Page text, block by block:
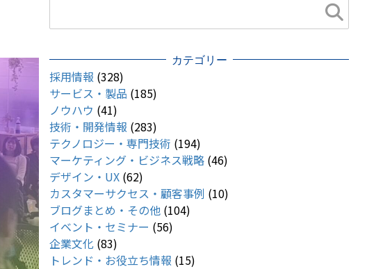
カテゴリー
採用情報 (328)
サービス・製品 (185)
ノウハウ (41)
技術・開発情報 (283)
テクノロジー・専門技術 (194)
マーケティング・ビジネス戦略 (46)
デザイン・UX (62)
カスタマーサクセス・顧客事例 (10)
ブログまとめ・その他 (104)
イベント・セミナー (56)
企業文化 (83)
トレンド・お役立ち情報 (15)